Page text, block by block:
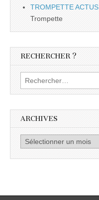
TROMPETTE ACTUS
Trompette
RECHERCHER ?
Rechercher :
ARCHIVES
Archives